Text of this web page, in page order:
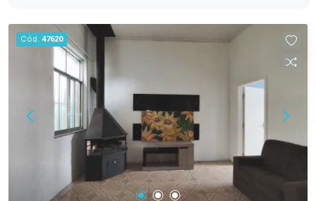
chance de investir em uma das melhores regiões
de Pelotas.
Cód. 47620